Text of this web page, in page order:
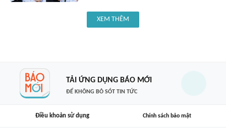
XEM THÊM
TẢI ỨNG DỤNG BÁO MỚI
ĐỂ KHÔNG BỎ SÓT TIN TỨC
Điều khoản sử dụng Chính sách bảo mật